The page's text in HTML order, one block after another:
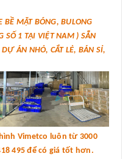
BỀ MẶT BÓNG, BULONG
SỐ 1 TẠI VIỆT NAM ) SẴN
ÁN NHỎ, CẮT LẺ, BÁN SỈ,
Vimetco luôn từ 3000
495 để có giá tốt hơn.